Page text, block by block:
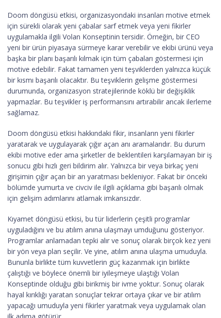
Doom döngüsü etkisi, organizasyondaki insanları motive etmek
için sürekli olarak yeni çabalar sarf etmek veya yeni fikirler
uygulamakla ilgili Volan Konseptinin tersidir. Örneğin, bir CEO
yeni bir ürün piyasaya sürmeye karar verebilir ve ekibi ürünü veya
başka bir planı başarılı kılmak için tüm çabaları göstermesi için
motive edebilir. Fakat tamamen yeni teşviklerden yalnızca küçük
bir kısmı başarılı olacaktır. Bu teşviklerin gelişme göstermesi
durumunda, organizasyon stratejilerinde köklü bir değişiklik
yapmazlar. Bu teşvikler iş performansını artırabilir ancak ilerleme
sağlamaz.
Doom döngüsü etkisi hakkındaki fikir, insanların yeni fikirler
yaratarak ve uygulayarak çığır açan anı aramalarıdır. Bu durum
ekibi motive eder ama şirketler de beklentileri karşılamayan bir iş
sonucu gibi hızlı geri bildirim alır. Yalnızca bir veya birkaç yeni
girişimin çığır açan bir an yaratması bekleniyor. Fakat bir önceki
bölümde yumurta ve civciv ile ilgili açıklama gibi başarılı olmak
için gelişim adımlarını atlamak imkansızdır.
Kıyamet döngüsü etkisi, bu tür liderlerin çeşitli programlar
uyguladığını ve bu atılım anına ulaşmayı umduğunu gösteriyor.
Programlar anlamadan tepki alır ve sonuç olarak birçok kez yeni
bir yön veya plan seçilir. Ve yine, atılım anına ulaşma umuduyla.
Bununla birlikte tüm kuvvetlerin güç kazanmak için birlikte
çalıştığı ve böylece önemli bir iyileşmeye ulaştığı Volan
Konseptinde olduğu gibi birikmiş bir ivme yoktur. Sonuç olarak
hayal kırıklığı yaratan sonuçlar tekrar ortaya çıkar ve bir atılım
yapacağı umuduyla yeni fikirler yaratmak veya uygulamak olan